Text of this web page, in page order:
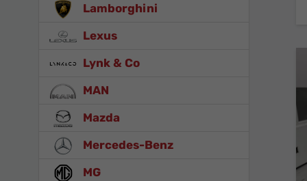
Lamborghini
Lexus
Lynk & Co
MAN
Mazda
Mercedes-Benz
MG